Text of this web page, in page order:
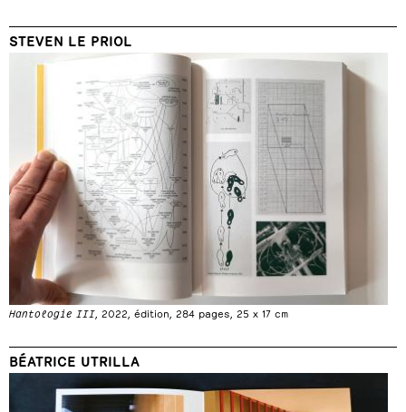
STEVEN LE PRIOL
Hantologie III, 2022, édition, 284 pages, 25 x 17 cm
BÉATRICE UTRILLA